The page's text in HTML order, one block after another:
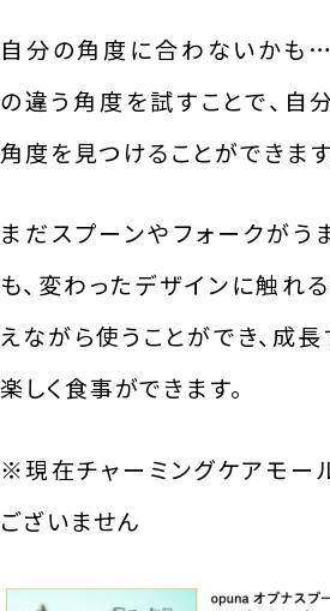
自分の角度に合わないかも…
の違う角度を試すことで、自
角度を見つけることができます
まだスプーンやフォークがう
も、変わったデザインに触れ
えながら使うことができ、成
楽しく食事ができます。
※現在チャーミングケアモー
ございません